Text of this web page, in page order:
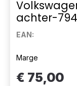
achter-
EAN:
Marge
€ 75,00